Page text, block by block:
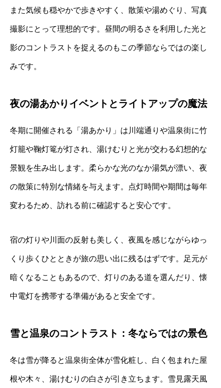
また気候も穏やかで歩きやすく、散策や湯めぐり、写真
撮影にとって理想的です。昼間の明るさを利用した光と
影のコントラストを捉えるのもこの季節ならではの楽し
みです。
夜の湯あかりイベントとライトアップの魔法
冬期に開催される「湯あかり」は川端通りや温泉街に竹
灯籠や鞠灯篭が灯され、湯けむりと光が交わる幻想的な
景観を生み出します。柔らかな光のなか湯気が漂い、夜
の散策に特別な情緒を与えます。点灯時間や期間は毎年
変わるため、訪れる前に確認すると安心です。
宿の灯りや川面の反射も美しく、夜風を感じながらゆっ
くり歩くひとときが旅の思い出に残るはずです。足元が
暗くなることもあるので、灯りのある道を選んだり、懐
中電灯を携帯する準備があると安全です。
雪と温泉のコントラスト：冬ならではの景色
冬は雪が降ると温泉街全体が雪化粧し、白く包まれた屋
根や木々、湯けむりの白さが引き立ちます。雪見露天風